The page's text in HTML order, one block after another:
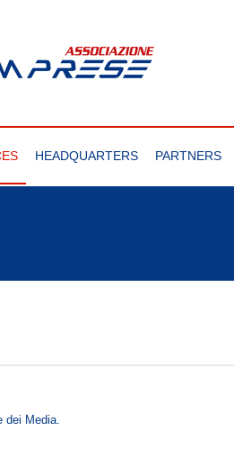
HEADQUARTERS PARTNERS
dei Media.